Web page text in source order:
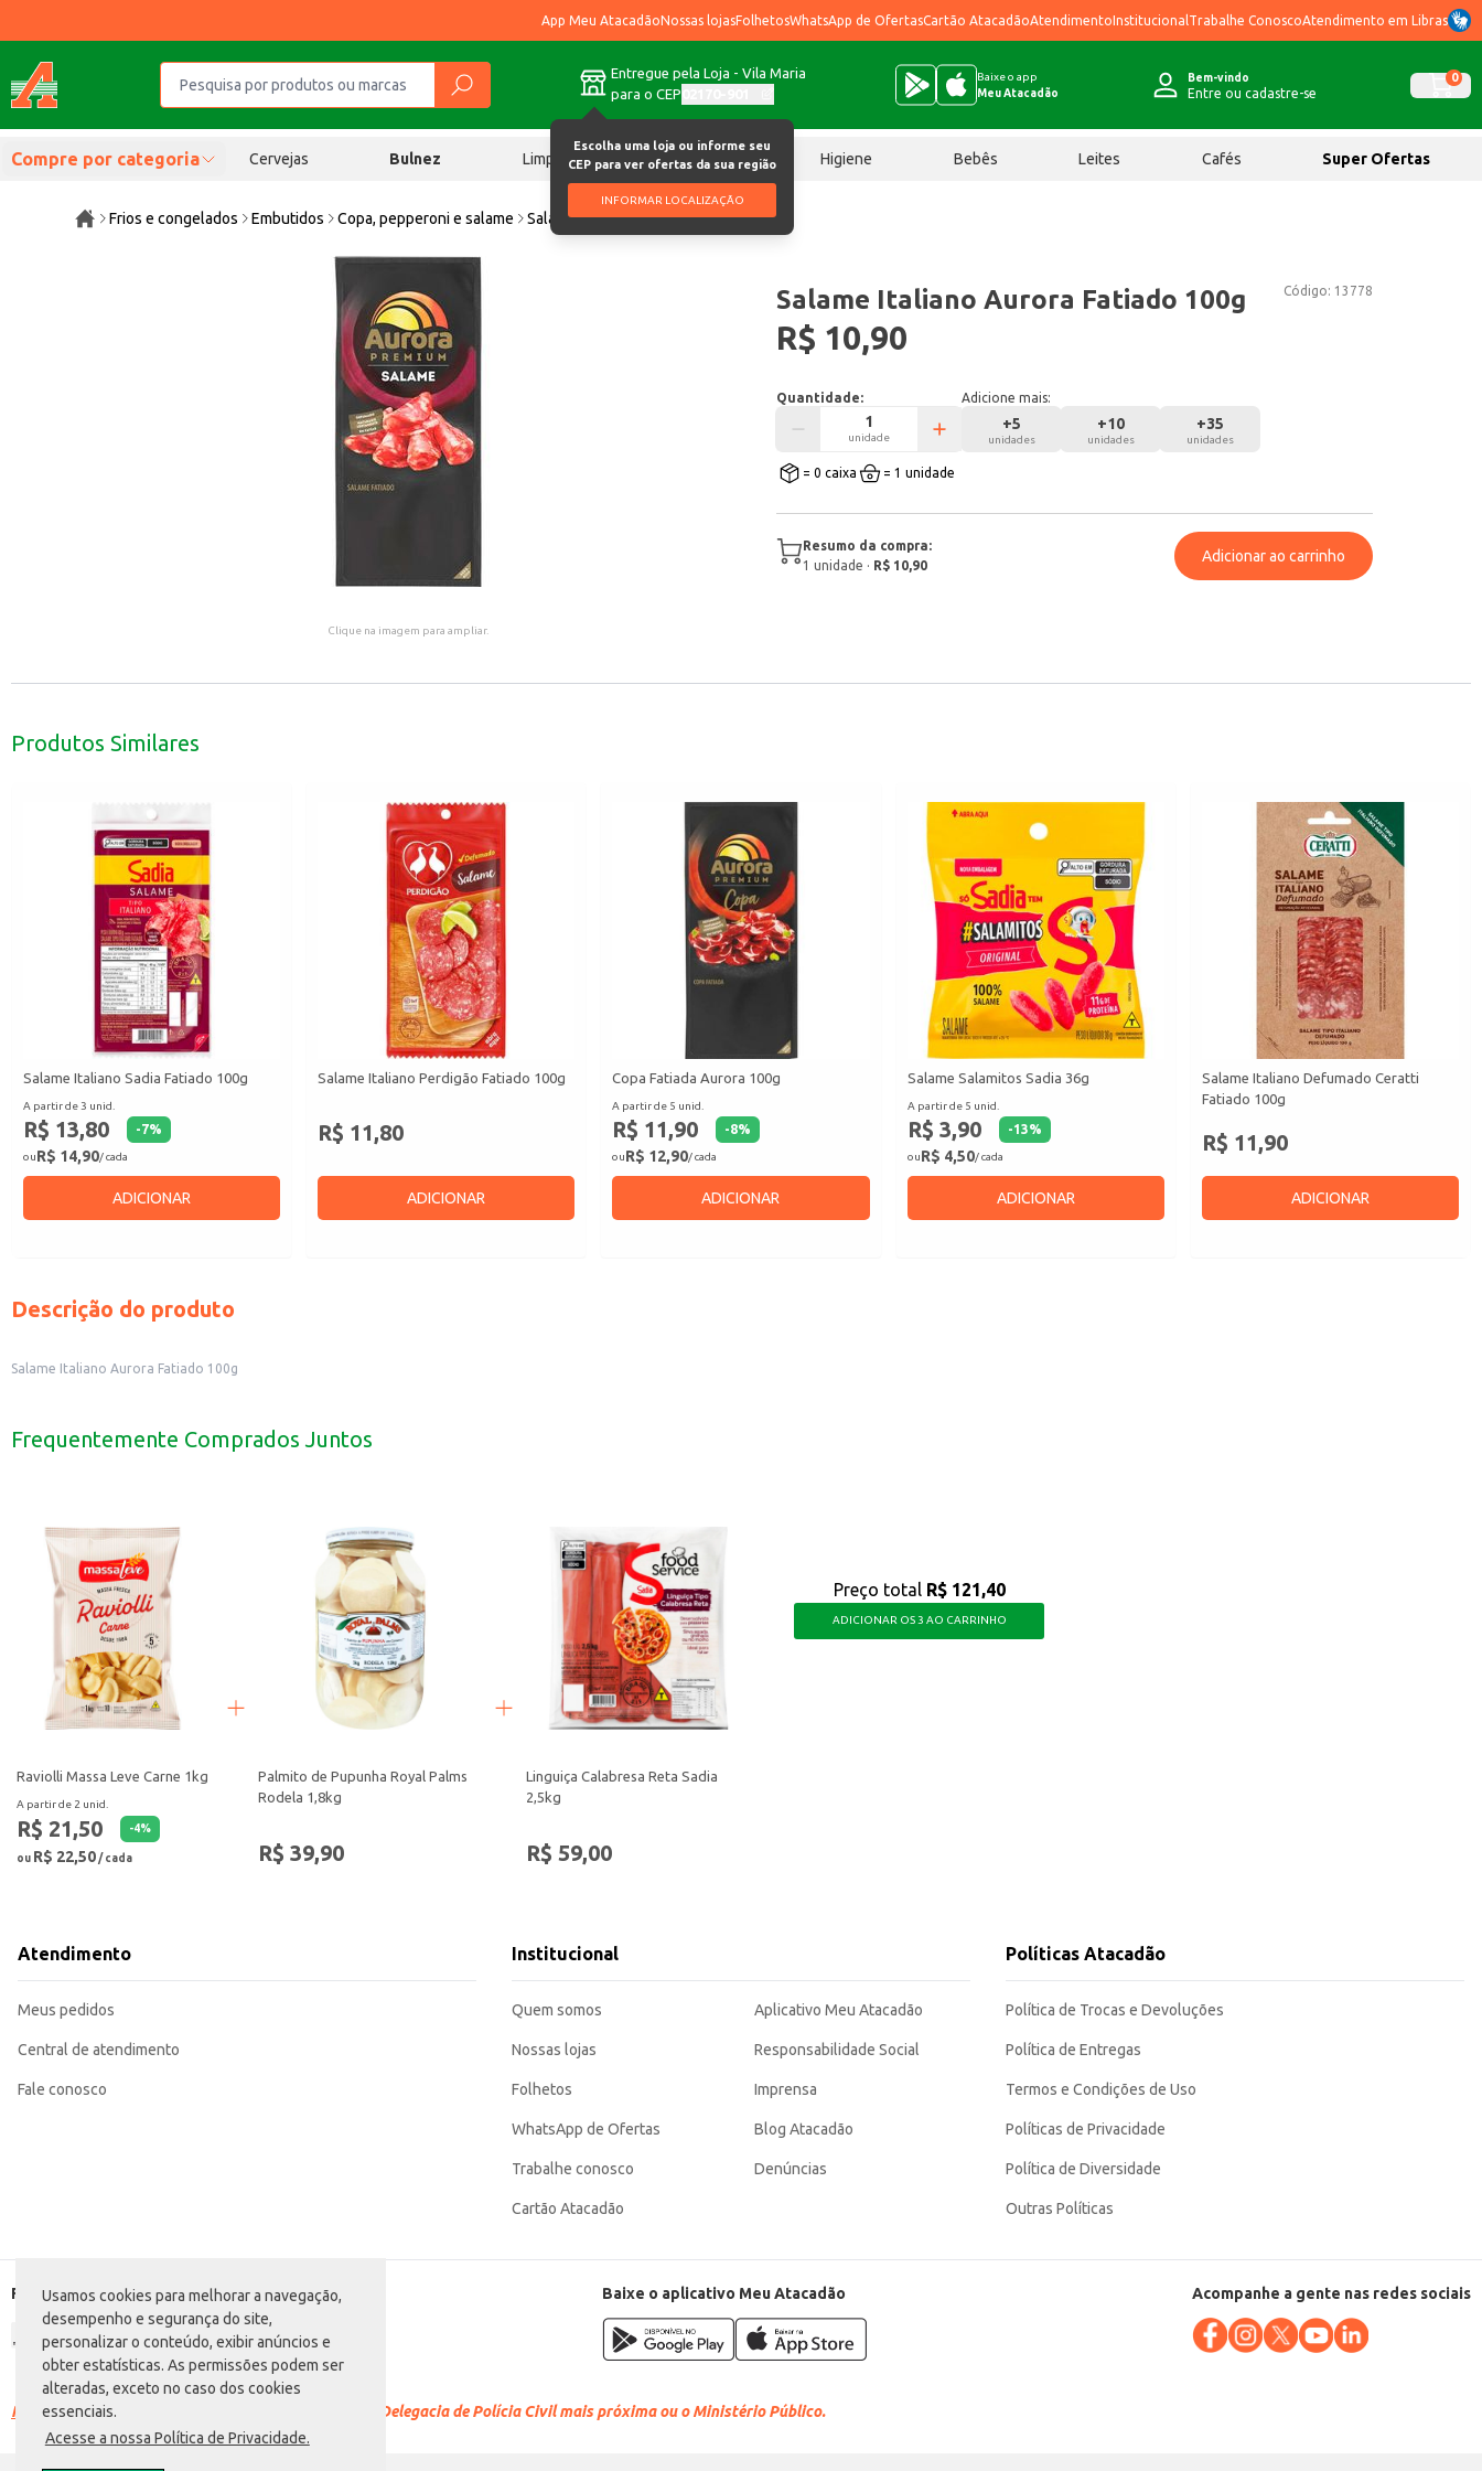
Usamos cookies para melhorar a navegação,
desempenho e segurança do site,
personalizar o conteúdo, exibir anúncios e
obter estatísticas. As permissões podem ser
alteradas, exceto no caso dos cookies
essenciais.
Acesse a nossa Política de Privacidade.
App Meu AtacadãoNossas lojasFolhetosWhatsApp de OfertasCartão AtacadãoAtendimentoInstitucional Trabalhe ConoscoAtendimento em Libras
Entregue pela Loja - Vila Maria
para o CEP
Escolha uma loja ou informe seu
CEP para ver ofertas da sua região
INFORMAR LOCALIZAÇÃO
Baixe o app
Meu Atacadão
Bem-vindo
Entre ou cadastre-se
0
Compre por categoria Cervejas Bulnez Limpeza Chocolates Higiene Bebês Leites Cafés Super Ofertas
Frios e congelados Embutidos Copa, pepperoni e salame Salame Italiano Aurora Fatiado 100g
Clique na imagem para ampliar.
Código: 13778
Salame Italiano Aurora Fatiado 100g
R$ 10,90
Quantidade:
unidade
Adicione mais:
+5
unidades
+10
unidades
+35
unidades
= 0 caixa = 1 unidade
Resumo da compra:
1 unidade · R$ 10,90
Adicionar ao carrinho
Produtos Similares
Salame Italiano Sadia Fatiado 100g
A partir de 3 unid.
R$ 13,80 -7%
ouR$ 14,90/ cada
ADICIONAR
Salame Italiano Perdigão Fatiado 100g
R$ 11,80
ADICIONAR
Copa Fatiada Aurora 100g
A partir de 5 unid.
R$ 11,90 -8%
ouR$ 12,90/ cada
ADICIONAR
Salame Salamitos Sadia 36g
A partir de 5 unid.
R$ 3,90 -13%
ouR$ 4,50/ cada
ADICIONAR
Salame Italiano Defumado Ceratti
Fatiado 100g
R$ 11,90
ADICIONAR
Descrição do produto
Salame Italiano Aurora Fatiado 100g
Frequentemente Comprados Juntos
Raviolli Massa Leve Carne 1kg
A partir de 2 unid.
R$ 21,50 -4%
ou R$ 22,50/ cada
Palmito de Pupunha Royal Palms
Rodela 1,8kg
R$ 39,90
Linguiça Calabresa Reta Sadia
2,5kg
R$ 59,00
Preço total R$ 121,40
ADICIONAR OS 3 AO CARRINHO
Atendimento
Meus pedidos
Central de atendimento
Fale conosco
Institucional
Quem somos
Nossas lojas
Folhetos
WhatsApp de Ofertas
Trabalhe conosco
Cartão Atacadão
Aplicativo Meu Atacadão
Responsabilidade Social
Imprensa
Blog Atacadão
Denúncias
Políticas Atacadão
Política de Trocas e Devoluções
Política de Entregas
Termos e Condições de Uso
Políticas de Privacidade
Política de Diversidade
Outras Políticas
Formas de pagamento Baixe o aplicativo Meu Atacadão Acompanhe a gente nas redes sociais
Racismo é crime. Denuncie. Disque 100 ou procure a Delegacia de Polícia Civil mais próxima ou o Ministério Público.